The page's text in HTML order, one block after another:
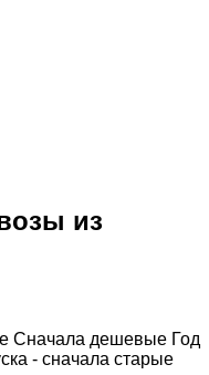
из
Сначала дешевые Год
- сначала старые